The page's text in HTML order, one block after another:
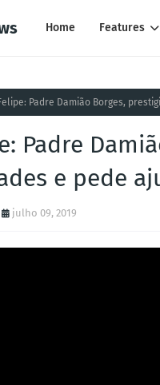
Home Features
Padre Damião Borges,
Padre
e pede
julho 09, 2019